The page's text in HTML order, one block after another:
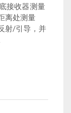
接收器测量
离处测量
射/引导，并